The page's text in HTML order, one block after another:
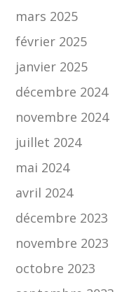
mars 2025
février 2025
janvier 2025
décembre 2024
novembre 2024
juillet 2024
mai 2024
avril 2024
décembre 2023
novembre 2023
octobre 2023